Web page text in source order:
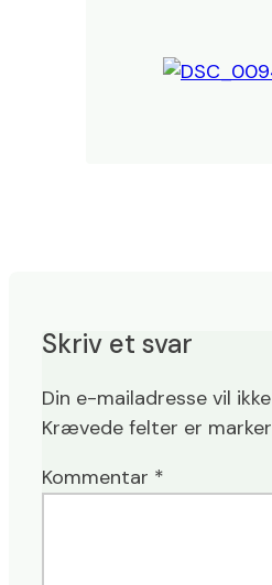
Skriv et svar
Din e-mailadresse vil
Krævede felter er
Kommentar *